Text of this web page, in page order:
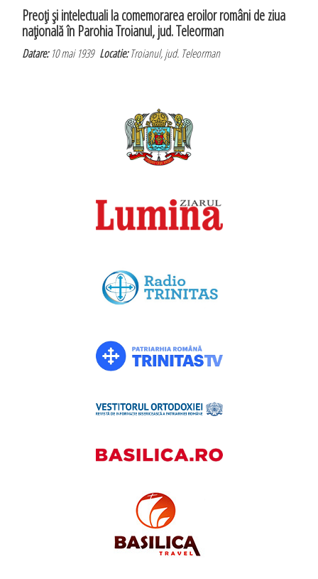
Preoţi şi intelectuali la comemorarea eroilor români de ziua
naţională în Parohia Troianul, jud. Teleorman
Datare:10 mai 1939Locatie:Troianul, jud. Teleorman